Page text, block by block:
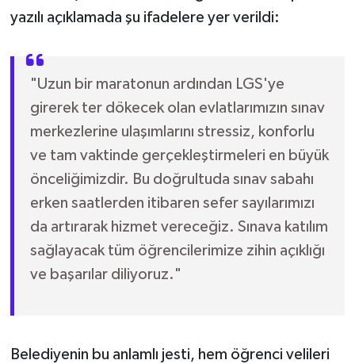
yazılı açıklamada şu ifadelere yer verildi:
"Uzun bir maratonun ardından LGS'ye
girerek ter dökecek olan evlatlarımızın sınav
merkezlerine ulaşımlarını stressiz, konforlu
ve tam vaktinde gerçekleştirmeleri en büyük
önceliğimizdir. Bu doğrultuda sınav sabahı
erken saatlerden itibaren sefer sayılarımızı
da artırarak hizmet vereceğiz. Sınava katılım
sağlayacak tüm öğrencilerimize zihin açıklığı
ve başarılar diliyoruz."
Belediyenin bu anlamlı jesti, hem öğrenci velileri